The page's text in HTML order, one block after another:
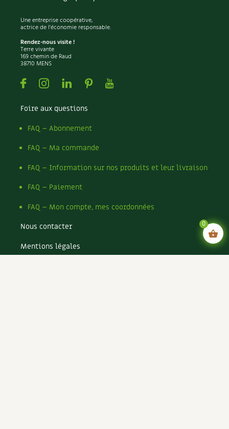
Une entreprise coopérative,
actrice de l'économie responsable.
Rendez-nous visite !
Terre vivante
169 chemin de Raud
38710 MENS
FacebookInstagramLinkedin
PinterestYoutube
Foire aux questions
FAQ – Abonnement
FAQ – Ma commande
FAQ – Information sur nos produits et leur livraison
FAQ – Paiement
FAQ – Mon compte, mes coordonnées
Nous contacter
Mentions légales
0